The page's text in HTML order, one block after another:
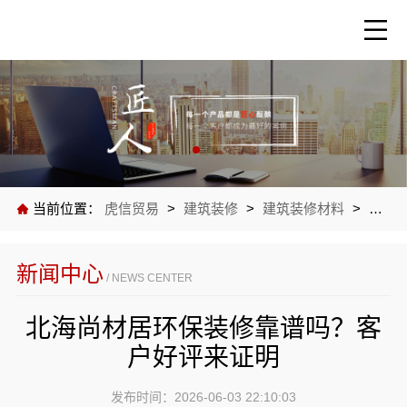
当前位置： 虎信贸易 > 建筑装修 > 建筑装修材料 > 公司
新闻中心 / NEWS CENTER
北海尚材居环保装修靠谱吗？客
户好评来证明
发布时间：2026-06-03 22:10:03